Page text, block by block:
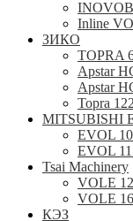
Inline
ЗИКО
TOPRA
Apstar
Apstar
Topra
MITSUBISHI
EVOL
EVOL
Tsai Machinery
VOLE
VOLE
КЭЗ